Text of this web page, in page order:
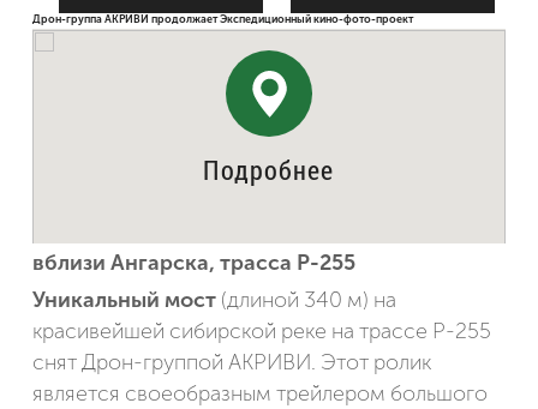
Дрон-группа АКРИВИ продолжает Экспедиционный кино-фото-проект
Новый Китойский мост с дрона: река Китой
Это Иркутская область,
Подробнее
вблизи Ангарска, трасса Р-255
Уникальный мост(длиной 340 м) на
красивейшей сибирской реке на трассе Р-255
снят Дрон-группой АКРИВИ. Этот ролик
является своеобразным трейлером большого